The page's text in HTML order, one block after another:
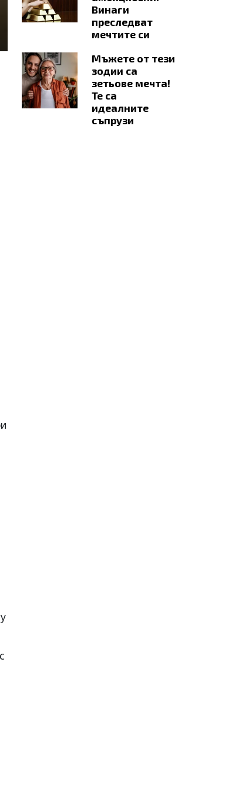
Винаги
преследват
мечтите си
Мъжете от тези
зодии са
зетьове мечта!
Те са
идеалните
съпрузи